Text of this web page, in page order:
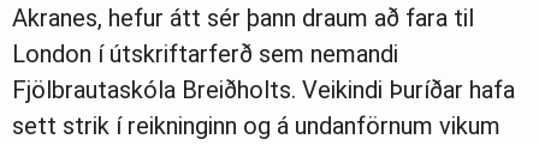
Akranes, hefur átt sér þann draum að fara til
London í útskriftarferð sem nemandi
Fjölbrautaskóla Breiðholts. Veikindi Þuríðar hafa
sett strik í reikninginn og á undanförnum vikum